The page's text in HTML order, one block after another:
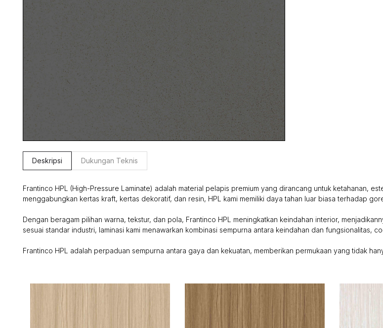
Deskripsi Dukungan Teknis
Frantinco HPL (High-Pressure Laminate) adalah material pelapis premium yang dirancang untuk ketahanan,
menggabungkan kertas kraft, kertas dekoratif, dan resin, HPL kami memiliki daya tahan luar biasa terhadap
Dengan beragam pilihan warna, tekstur, dan pola, Frantinco HPL meningkatkan keindahan interior,
sesuai standar industri, laminasi kami menawarkan kombinasi sempurna antara keindahan dan fungsionalitas,
Frantinco HPL adalah perpaduan sempurna antara gaya dan kekuatan, memberikan permukaan yang tidak